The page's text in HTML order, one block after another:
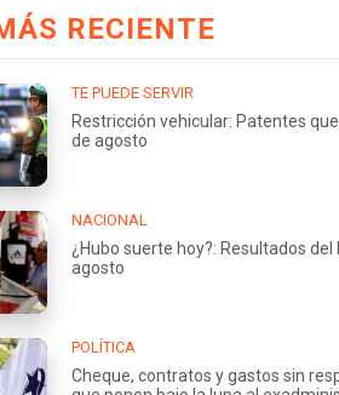
RECIENTE
TE PUEDE SERVIR
Restricción vehicular: Patentes
de agosto
NACIONAL
¿Hubo suerte hoy?: Resultados
agosto
POLÍTICA
Cheque, contratos y gastos sin